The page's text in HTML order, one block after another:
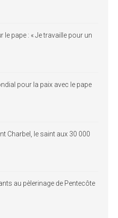
le pape : « Je travaille pour un
pour la paix avec le pape
Charbel, le saint aux 30 000
au pèlerinage de Pentecôte